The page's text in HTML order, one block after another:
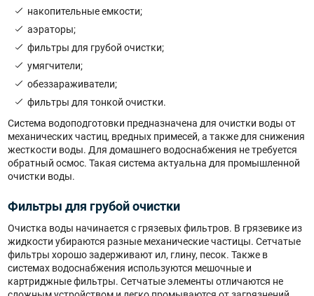
накопительные емкости;
аэраторы;
фильтры для грубой очистки;
умягчители;
обеззараживатели;
фильтры для тонкой очистки.
Система водоподготовки предназначена для очистки воды от
механических частиц, вредных примесей, а также для снижения
жесткости воды. Для домашнего водоснабжения не требуется
обратный осмос. Такая система актуальна для промышленной
очистки воды.
Фильтры для грубой очистки
Очистка воды начинается с грязевых фильтров. В грязевике из
жидкости убираются разные механические частицы. Сетчатые
фильтры хорошо задерживают ил, глину, песок. Также в
системах водоснабжения используются мешочные и
картриджные фильтры. Сетчатые элементы отличаются не